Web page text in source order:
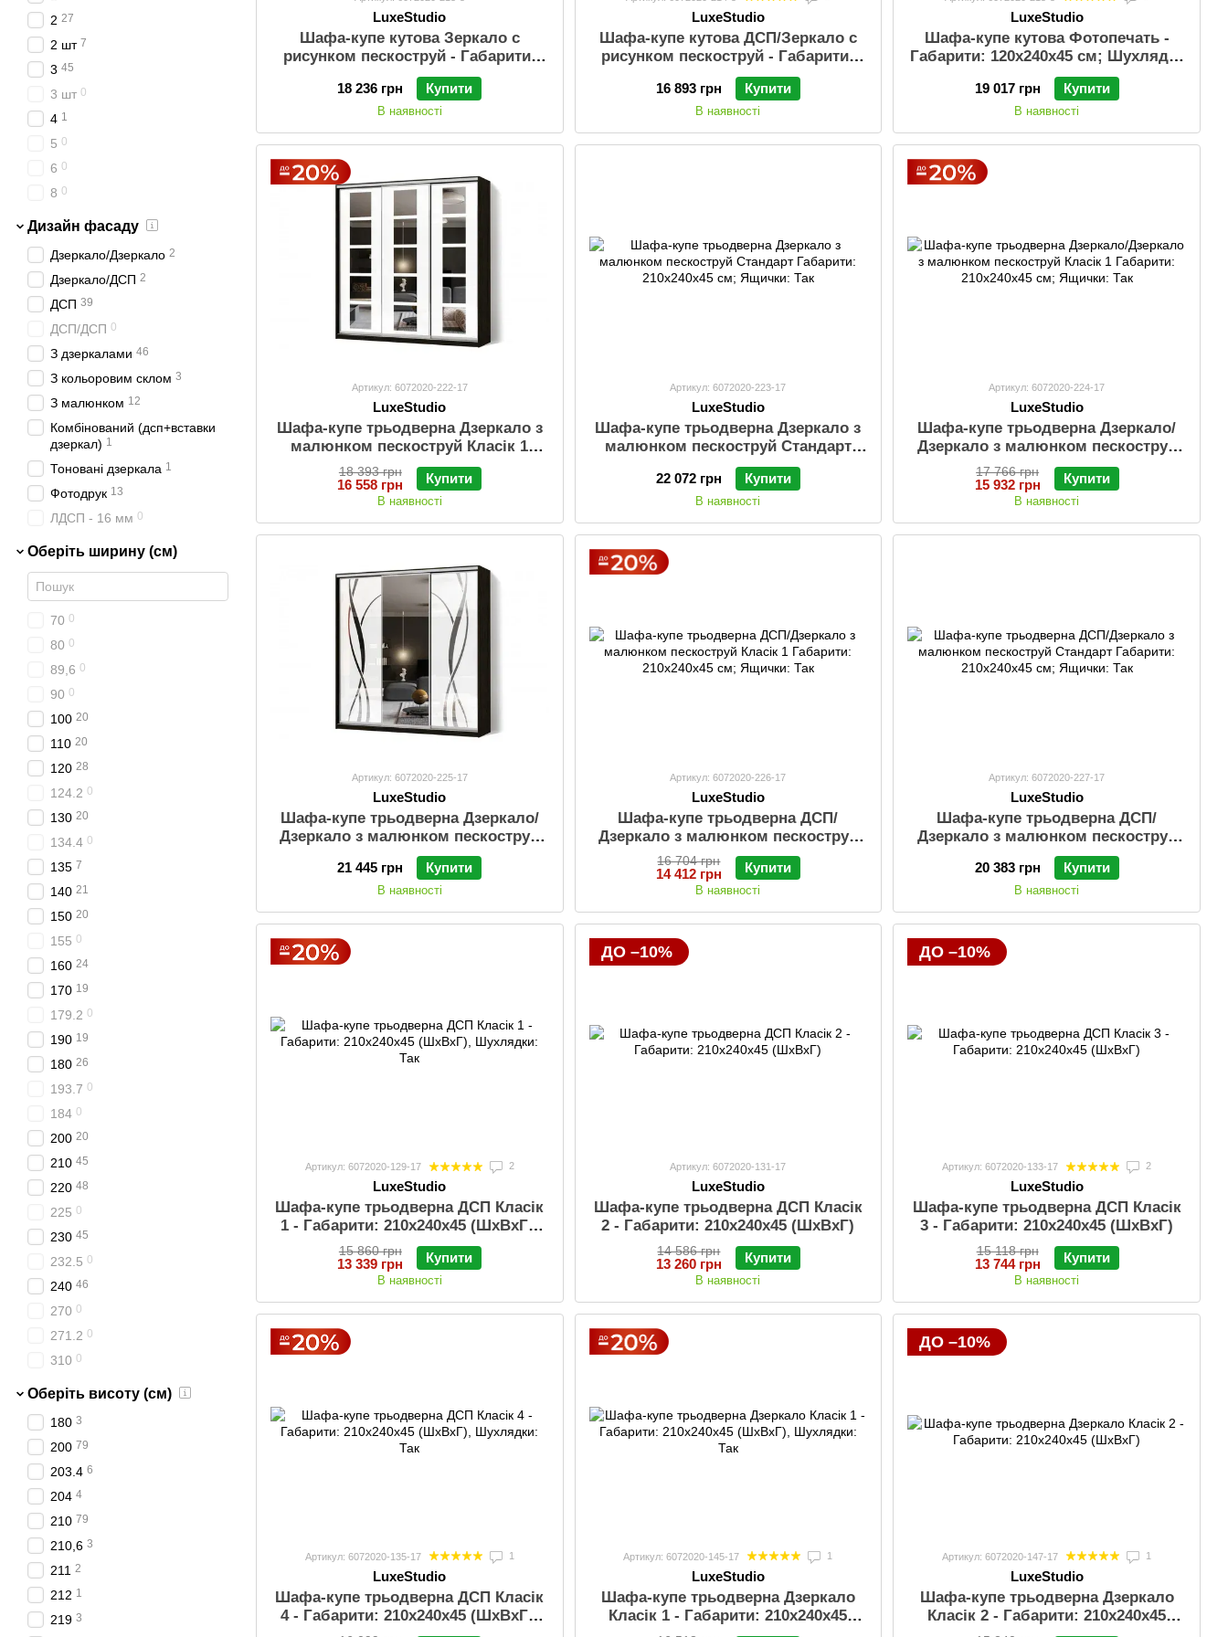
LuxeStudio
Шафа-купе кутова Зеркало с
рисунком пескоструй - Габарити:
120х240х45 см; Шухляди: Так;
Колір: Венге магія; Профіль:
Стандартний (Срібло)
18 236 грн Купити
В наявності
LuxeStudio
Шафа-купе кутова ДСП/Зеркало с
рисунком пескоструй - Габарити:
120х240х45 см; Шухляди: Так;
Колір: Венге магія; Профіль:
Стандартний (Срібло)
16 893 грн Купити
В наявності
LuxeStudio
Шафа-купе кутова Фотопечать -
Габарити: 120х240х45 см; Шухляди:
Так; Колір: Венге магія; Профіль:
Стандартний (Срібло)
19 017 грн Купити
В наявності
Артикул: 6072020-222-17
LuxeStudio
Шафа-купе трьодверна Дзеркало з
малюнком пескоструй Класік 1
Габарити: 210х240х45 см; Ящички:
Так
18 393 грн
16 558 грн Купити
В наявності
Артикул: 6072020-223-17
LuxeStudio
Шафа-купе трьодверна Дзеркало з
малюнком пескоструй Стандарт
Габарити: 210х240х45 см; Ящички:
Так
22 072 грн Купити
В наявності
Артикул: 6072020-224-17
LuxeStudio
Шафа-купе трьодверна Дзеркало/
Дзеркало з малюнком пескоструй
Класік 1 Габарити: 210х240х45 см;
Ящички: Так
17 766 грн
15 932 грн Купити
В наявності
Артикул: 6072020-225-17
LuxeStudio
Шафа-купе трьодверна Дзеркало/
Дзеркало з малюнком пескоструй
Стандарт Габарити: 210х240х45 см;
Ящички: Так
21 445 грн Купити
В наявності
Артикул: 6072020-226-17
LuxeStudio
Шафа-купе трьодверна ДСП/
Дзеркало з малюнком пескоструй
Класік 1 Габарити: 210х240х45 см;
Ящички: Так
16 704 грн
14 412 грн Купити
В наявності
Артикул: 6072020-227-17
LuxeStudio
Шафа-купе трьодверна ДСП/
Дзеркало з малюнком пескоструй
Стандарт Габарити: 210х240х45 см;
Ящички: Так
20 383 грн Купити
В наявності
Артикул: 6072020-129-17 2
LuxeStudio
Шафа-купе трьодверна ДСП Класiк
1 - Габарити: 210х240х45 (ШхВхГ),
Шухлядки: Так
15 860 грн
13 339 грн Купити
В наявності
ДО –10%
Артикул: 6072020-131-17
LuxeStudio
Шафа-купе трьодверна ДСП Класік
2 - Габарити: 210х240х45 (ШхВхГ)
14 586 грн
13 260 грн Купити
В наявності
ДО –10%
Артикул: 6072020-133-17 2
LuxeStudio
Шафа-купе трьодверна ДСП Класік
3 - Габарити: 210х240х45 (ШхВхГ)
15 118 грн
13 744 грн Купити
В наявності
Артикул: 6072020-135-17 1
LuxeStudio
Шафа-купе трьодверна ДСП Класік
4 - Габарити: 210х240х45 (ШхВхГ),
Артикул: 6072020-145-17 1
LuxeStudio
Шафа-купе трьодверна Дзеркало
Класiк 1 - Габарити: 210х240х45
ДО –10%
Артикул: 6072020-147-17 1
LuxeStudio
Шафа-купе трьодверна Дзеркало
Класік 2 - Габарити: 210х240х45
2 27
2 шт 7
3 45
3 шт 0
4 1
5 0
6 0
8 0
Дизайн фасаду
Дзеркало/Дзеркало 2
Дзеркало/ДСП 2
ДСП 39
ДСП/ДСП 0
З дзеркалами 46
З кольоровим склом 3
З малюнком 12
Комбінований (дсп+вставки
дзеркал) 1
Тоновані дзеркала 1
Фотодрук 13
ЛДСП - 16 мм 0
Оберіть ширину (см)
70 0
80 0
89,6 0
90 0
100 20
110 20
120 28
124.2 0
130 20
134.4 0
135 7
140 21
150 20
155 0
160 24
170 19
179.2 0
190 19
180 26
193.7 0
184 0
200 20
210 45
220 48
225 0
230 45
232.5 0
240 46
270 0
271.2 0
310 0
Оберіть висоту (см)
180 3
200 79
203.4 6
204 4
210 79
210,6 3
211 2
212 1
219 3